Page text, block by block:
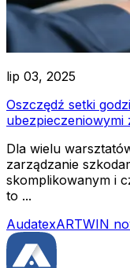
lip 03, 2025
Oszczędź setki
ubezpieczeniowymi
Dla wielu
zarządzanie
skomplikowanym i
to ...
AudatexARTWIN